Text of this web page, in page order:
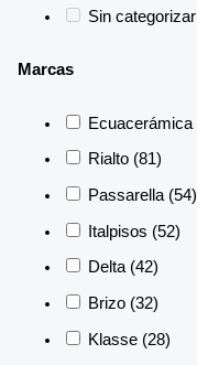
Sin categorizar
Marcas
Ecuacerámica
Rialto (81)
Passarella (54)
Italpisos (52)
Delta (42)
Brizo (32)
Klasse (28)